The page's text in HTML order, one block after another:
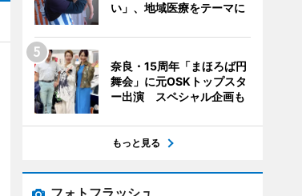
い」、地域医療をテーマに
奈良・15周年「まほろば円
舞会」に元OSKトップスタ
ー出演 スペシャル企画も
もっと見る
フォトフラッシュ